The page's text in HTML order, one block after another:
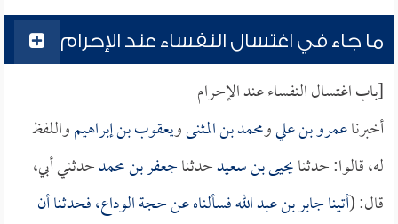
ما جاء في اغتسال النفساء عند الإحرام
[باب اغتسال النفساء عند الإحرام
أخبرناعمرو بن عليومحمد بن المثنىويعقوب بن إبراهيمواللفظ
له، قالوا: حدثنايحيى بن سعيدحدثناجعفر بن محمدحدثني أبي،
قال: (أتيناجابر بن عبد اللهفسألناه عن حجة الوداع، فحدثنا أن